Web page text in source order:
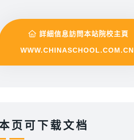
詳細信息訪問本站院校主頁
WWW.CHINASCHOOL.COM.CN
页可下载文档